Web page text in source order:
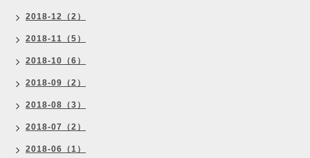
2018-12（2）
2018-11（5）
2018-10（6）
2018-09（2）
2018-08（3）
2018-07（2）
2018-06（1）